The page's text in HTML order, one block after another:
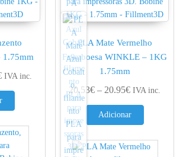
Price range: 20.53€ through 20.95€
IVA inc.
PLA Mate Vermelho
Framboesa WINKLE – 1KG
1.75mm
20.53€ – 20.95€Price range:
IVA inc.
Adicionar